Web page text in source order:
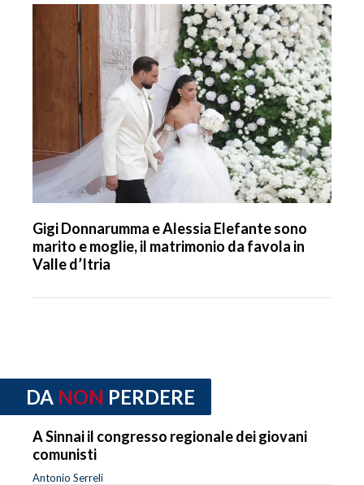
Gigi Donnarumma e Alessia Elefante sono
marito e moglie, il matrimonio da favola in
Valle d’Itria
DA NON PERDERE
A Sinnai il congresso regionale dei giovani
comunisti
Antonio Serreli